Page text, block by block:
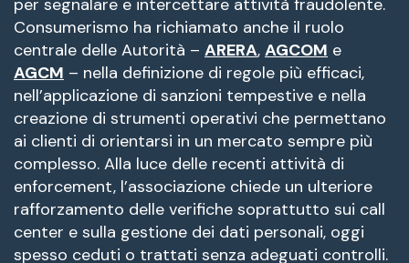
per segnalare e intercettare attività fraudolente.
Consumerismo ha richiamato anche il ruolo
centrale delle Autorità – ARERA, AGCOM e
AGCM – nella definizione di regole più efficaci,
nell’applicazione di sanzioni tempestive e nella
creazione di strumenti operativi che permettano
ai clienti di orientarsi in un mercato sempre più
complesso. Alla luce delle recenti attività di
enforcement, l’associazione chiede un ulteriore
rafforzamento delle verifiche soprattutto sui call
center e sulla gestione dei dati personali, oggi
spesso ceduti o trattati senza adeguati controlli.